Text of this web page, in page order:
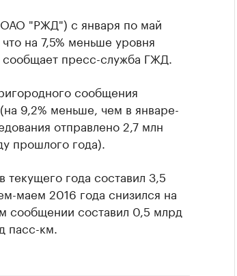
ОАО "РЖД") с января по май
на 7,5% меньше уровня
пресс-служба ГЖД.
сообщения
9,2% меньше, чем в январе-
отправлено 2,7 млн
прошлого года).
года составил 3,5
маем 2016 года снизился на
сообщении составил 0,5 млрд
пасс-км.